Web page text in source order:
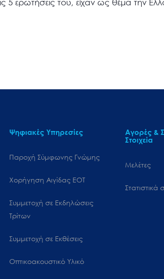
5 ερωτήσεις του, είχαν ως θέμα την
Ψηφιακές Υπηρεσίες
Παροχή Σύμφωνης Γνώμης
Χορήγηση Αιγίδας ΕΟΤ
Συμμετοχή σε Εκδηλώσεις
Τρίτων
Συμμετοχή σε Εκθέσεις
Οπτικοακουστικό Υλικό
Αγορές &
Στοιχεία
Μελέτες
Στατιστικά